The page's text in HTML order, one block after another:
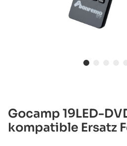
Gocamp 19LED-
kompatible Ersatz